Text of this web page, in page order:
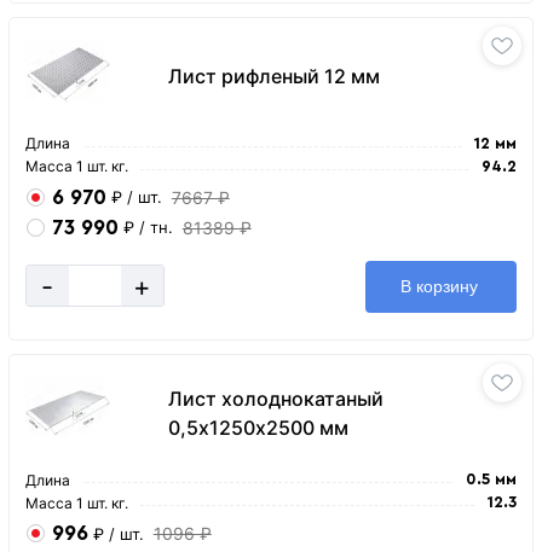
Лист рифленый 12 мм
Длина 12 мм
Масса 1 шт. кг. 94.2
6 970 ₽ / шт. 7667 ₽
73 990 ₽ / тн. 81389 ₽
- + В корзину
Лист холоднокатаный
0,5х1250х2500 мм
Длина 0.5 мм
Масса 1 шт. кг. 12.3
996 ₽ / шт. 1096 ₽